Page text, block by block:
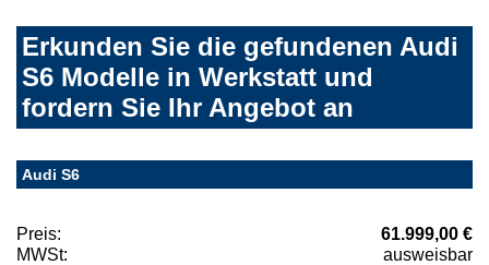
Erkunden Sie die gefundenen Audi
S6 Modelle in Werkstatt und
fordern Sie Ihr Angebot an
Audi S6
Preis:
61.999,00 €
MWSt:
ausweisbar